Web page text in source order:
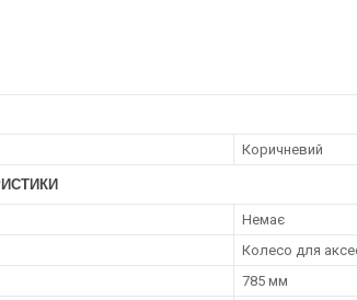
Коричневий
Немає
Колесо для
785 мм